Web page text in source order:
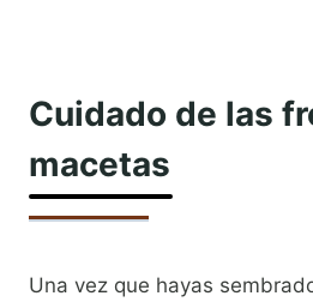
Cuidado de las
macetas
Una vez que hayas